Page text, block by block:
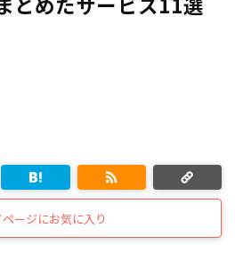
ージにお気に入り